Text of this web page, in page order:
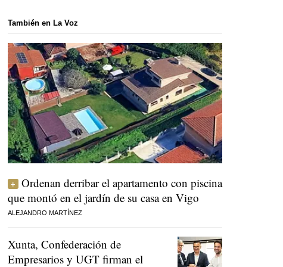
También en La Voz
Ordenan derribar el apartamento con piscina
que montó en el jardín de su casa en Vigo
ALEJANDRO MARTÍNEZ
Xunta, Confederación de
Empresarios y UGT firman el